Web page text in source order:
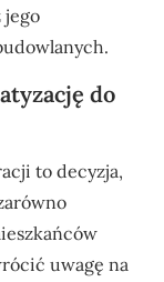
jego
do
to decyzja,
uwagę na